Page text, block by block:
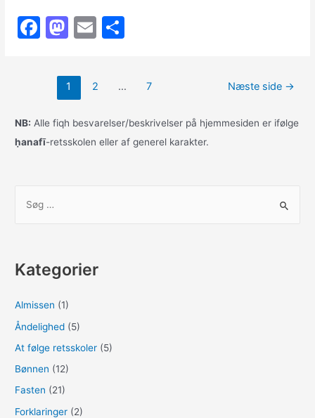
F
b
o
M
st
o
d
o
E
l
e
Indlægsinddeling
1 2 … 7 Næste side →
NB: Alle fiqh besvarelser/beskrivelser på hjemmesiden er ifølge
ḥanafī-retsskolen eller af generel karakter.
f
e
r
:
Kategorier
Almissen (1)
Åndelighed (5)
At følge retsskoler (5)
Bønnen (12)
Fasten (21)
Forklaringer (2)